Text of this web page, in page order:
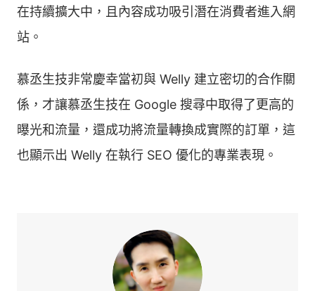
在持續擴大中，且內容成功吸引潛在消費者進入網
站。
慕丞生技非常慶幸當初與 Welly 建立密切的合作關
係，才讓慕丞生技在 Google 搜尋中取得了更高的
曝光和流量，還成功將流量轉換成實際的訂單，這
也顯示出 Welly 在執行 SEO 優化的專業表現。